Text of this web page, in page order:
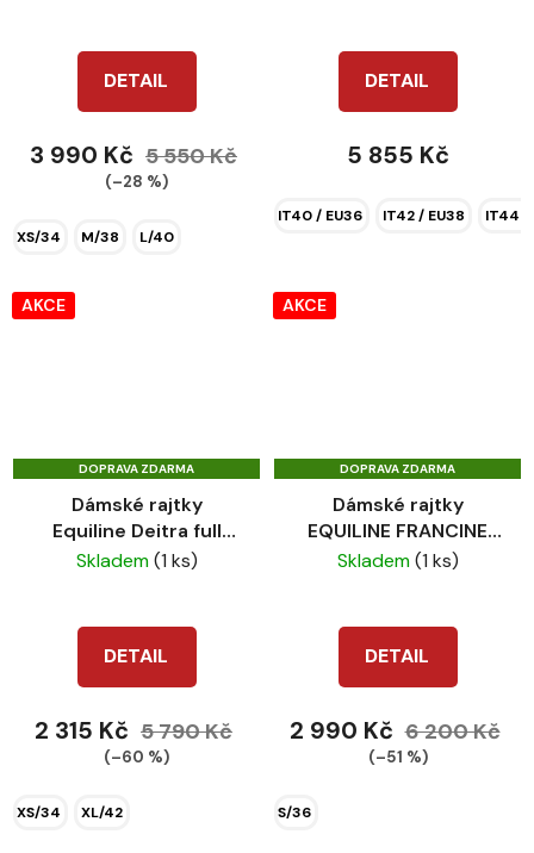
DETAIL
3 990 Kč 5 550 Kč
(–28 %)
XS/34 M/38 L/40
DETAIL
5 855 Kč
IT40 / EU36 IT42 / EU38 IT44 /
AKCE
DOPRAVA ZDARMA
Dámské rajtky
Equiline Deitra full
grip royal blue
Skladem(1 ks)
DETAIL
2 315 Kč 5 790 Kč
(–60 %)
XS/34 XL/42
AKCE
DOPRAVA ZDARMA
Dámské rajtky
EQUILINE FRANCINE
dark red
Skladem(1 ks)
DETAIL
2 990 Kč 6 200 Kč
(–51 %)
S/36